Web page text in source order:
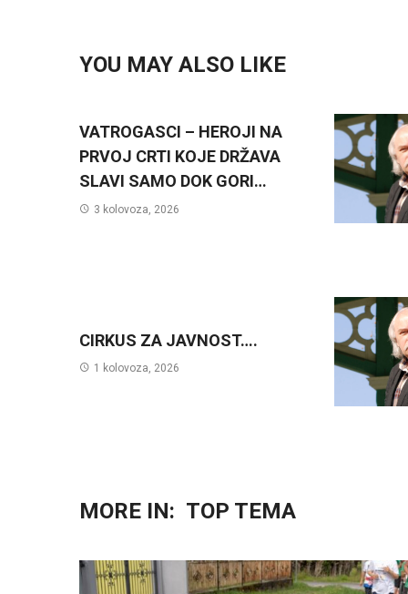
YOU MAY ALSO LIKE
VATROGASCI – HEROJI NA
PRVOJ CRTI KOJE DRŽAVA
SLAVI SAMO DOK GORI…
3 kolovoza, 2026
CIRKUS ZA JAVNOST….
1 kolovoza, 2026
MORE IN: TOP TEMA